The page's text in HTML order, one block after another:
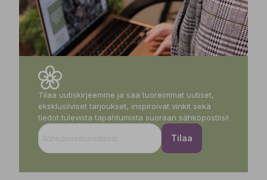
Tilaa uutiskirjeemme ja saa tuoreimmat uutiset,
eksklusiiviset tarjoukset, inspiroivat vinkit sekä
tiedot tulevista tapahtumista suoraan sähköpostiisi!
Tilaa